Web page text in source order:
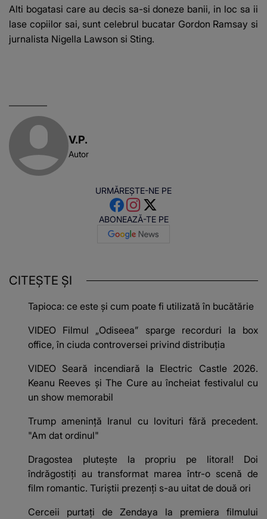
Alti bogatasi care au decis sa-si doneze banii, in loc sa ii
lase copiilor sai, sunt celebrul bucatar Gordon Ramsay si
jurnalista Nigella Lawson si Sting.
V.P.
Autor
URMĂREȘTE-NE PE
ABONEAZĂ-TE PE
CITEȘTE ȘI
Tapioca: ce este și cum poate fi utilizată în bucătărie
VIDEO Filmul „Odiseea” sparge recorduri la box
office, în ciuda controversei privind distribuția
VIDEO Seară incendiară la Electric Castle 2026.
Keanu Reeves și The Cure au încheiat festivalul cu
un show memorabil
Trump amenință Iranul cu lovituri fără precedent.
"Am dat ordinul"
Dragostea plutește la propriu pe litoral! Doi
îndrăgostiți au transformat marea într-o scenă de
film romantic. Turiștii prezenți s-au uitat de două ori
Cerceii purtați de Zendaya la premiera filmului